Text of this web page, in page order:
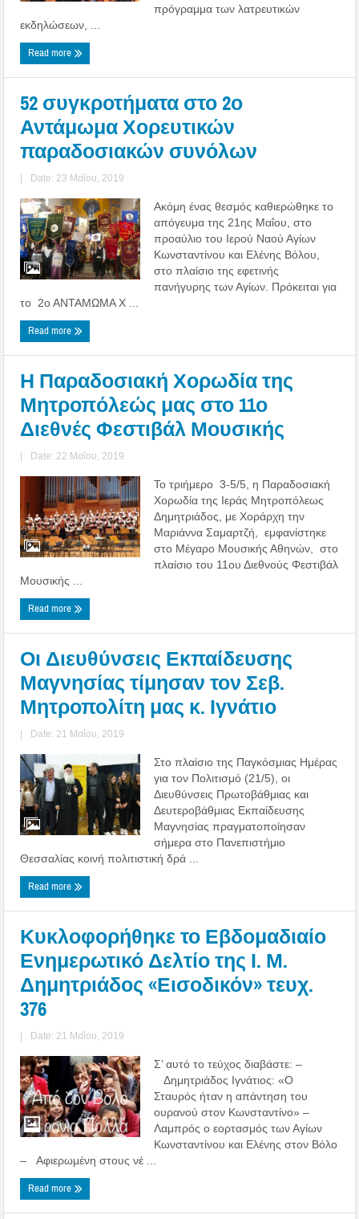
πρόγραμμα των λατρευτικών
εκδηλώσεων, ...
Read more
52 συγκροτήματα στο 2ο
Αντάμωμα Χορευτικών
παραδοσιακών συνόλων
| Date: 23 Μαΐου, 2019
Ακόμη ένας θεσμός καθιερώθηκε το
απόγευμα της 21ης Μαΐου, στο
προαύλιο του Ιερού Ναού Αγίων
Κωνσταντίνου και Ελένης Βόλου,
στο πλαίσιο της εφετινής
πανήγυρης των Αγίων. Πρόκειται για
το 2ο ΑΝΤΑΜΩΜΑ Χ ...
Read more
Η Παραδοσιακή Χορωδία της
Μητροπόλεώς μας στο 11ο
Διεθνές Φεστιβάλ Μουσικής
| Date: 22 Μαΐου, 2019
Το τριήμερο 3-5/5, η Παραδοσιακή
Χορωδία της Ιεράς Μητροπόλεως
Δημητριάδος, με Χοράρχη την
Μαριάννα Σαμαρτζή, εμφανίστηκε
στο Μέγαρο Μουσικής Αθηνών, στο
πλαίσιο του 11ου Διεθνούς Φεστιβάλ
Μουσικής ...
Read more
Οι Διευθύνσεις Εκπαίδευσης
Μαγνησίας τίμησαν τον Σεβ.
Μητροπολίτη μας κ. Ιγνάτιο
| Date: 21 Μαΐου, 2019
Στο πλαίσιο της Παγκόσμιας Ημέρας
για τον Πολιτισμό (21/5), οι
Διευθύνσεις Πρωτοβάθμιας και
Δευτεροβάθμιας Εκπαίδευσης
Μαγνησίας πραγματοποίησαν
σήμερα στο Πανεπιστήμιο
Θεσσαλίας κοινή πολιτιστική δρά ...
Read more
Κυκλοφορήθηκε το Εβδομαδιαίο
Ενημερωτικό Δελτίο της Ι. Μ.
Δημητριάδος «Εισοδικόν» τευχ.
376
| Date: 21 Μαΐου, 2019
Σ’ αυτό το τεύχος διαβάστε: –
Δημητριάδος Ιγνάτιος: «Ο
Σταυρός ήταν η απάντηση του
ουρανού στον Κωνσταντίνο» –
Λαμπρός ο εορτασμός των Αγίων
Κωνσταντίνου και Ελένης στον Βόλο
– Αφιερωμένη στους νέ ...
Read more